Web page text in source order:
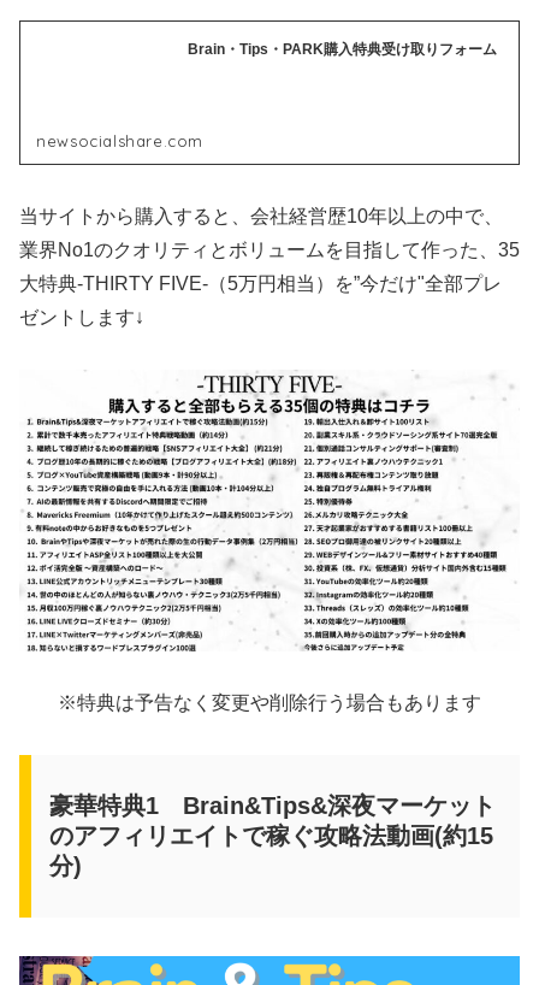
Brain・Tips・PARK購入特典受け取りフォーム
newsocialshare.com
当サイトから購入すると、会社経営歴10年以上の中で、
業界No1のクオリティとボリュームを目指して作った、35
大特典-THIRTY FIVE-（5万円相当）を”今だけ"全部プレ
ゼントします↓
※特典は予告なく変更や削除行う場合もあります
豪華特典1 Brain&Tips&深夜マーケット
のアフィリエイトで稼ぐ攻略法動画(約15
分)